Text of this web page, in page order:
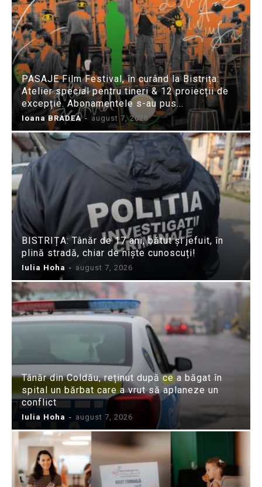
PASAJE Film Festival, în curând la Bistrița:
Atelier special pentru tineri & 12 proiecții de
excepție. Abonamentele s-au pus...
Ioana BRADEA - august 7, 2026
BISTRIȚA: Tânăr de 17 ani, bătut și jefuit, în
plină stradă, chiar de niște cunoscuți!
Iulia Hoha - august 7, 2026
Tânăr din Coldău, reținut după ce a băgat în
spital un bărbat care a vrut să aplaneze un
conflict
Iulia Hoha - august 7, 2026